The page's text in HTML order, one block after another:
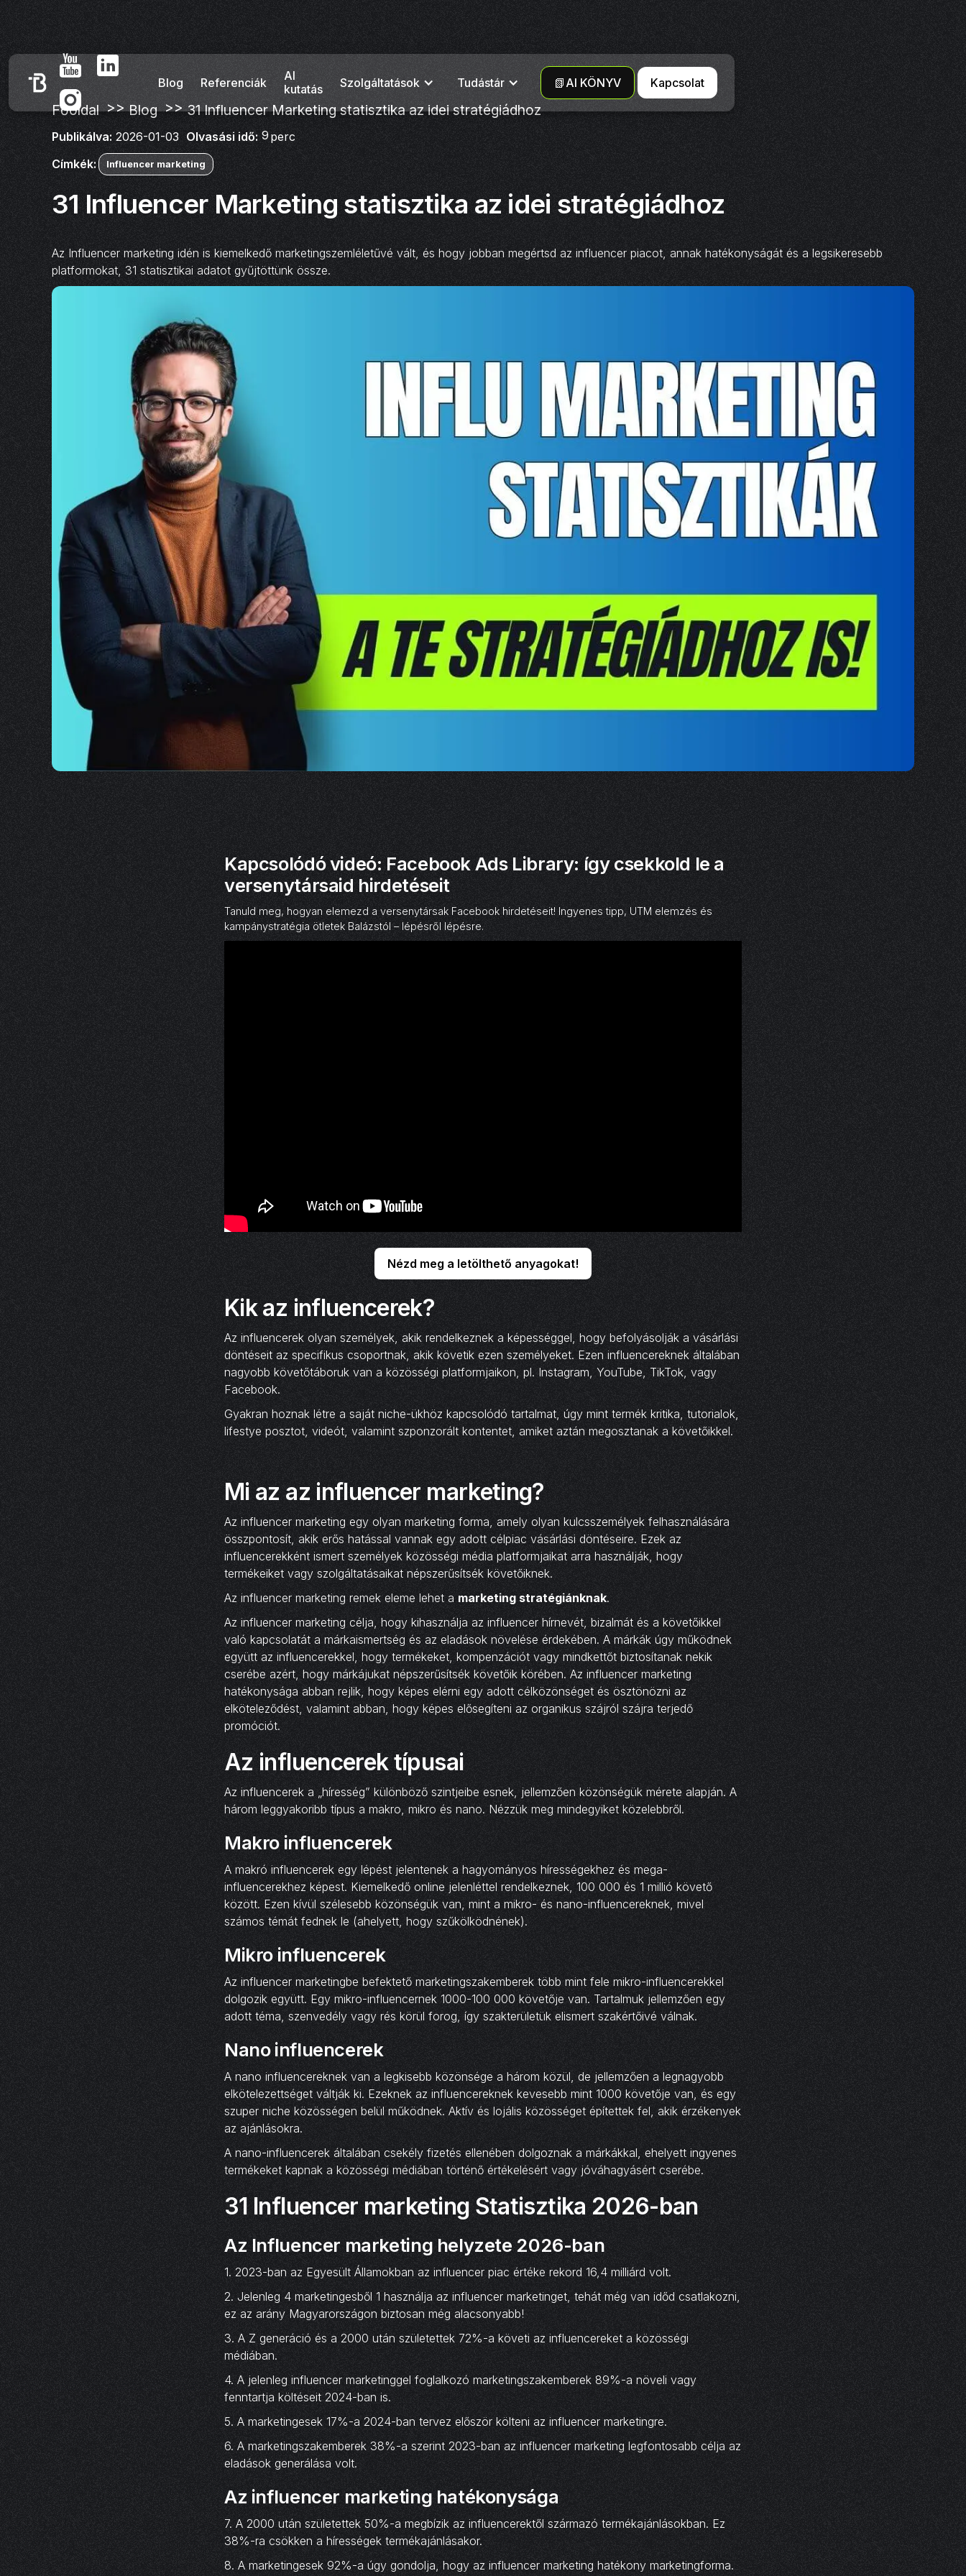
Blog Referenciák
AI
kutatás
Szolgáltatások Tudástár 📗AI KÖNYV Kapcsolat
Főoldal >> Blog >> 31 Influencer Marketing statisztika az idei stratégiádhoz
Publikálva: 2026-01-03 Olvasási idő: 9perc
Címkék:
Influencer marketing
31 Influencer Marketing statisztika az idei stratégiádhoz
Az Influencer marketing idén is kiemelkedő marketingszemléletűvé vált, és hogy jobban megértsd az influencer piacot, annak hatékonyságát és a legsikeresebb
platformokat, 31 statisztikai adatot gyűjtöttünk össze.
Kapcsolódó videó: Facebook Ads Library: így csekkold le a
versenytársaid hirdetéseit
Tanuld meg, hogyan elemezd a versenytársak Facebook hirdetéseit! Ingyenes tipp, UTM elemzés és
kampánystratégia ötletek Balázstól – lépésről lépésre.
Nézd meg a letölthető anyagokat!
Kik az influencerek?
Az influencerek olyan személyek, akik rendelkeznek a képességgel, hogy befolyásolják a vásárlási
döntéseit az specifikus csoportnak, akik követik ezen személyeket. Ezen influencereknek általában
nagyobb követőtáboruk van a közösségi platformjaikon, pl. Instagram, YouTube, TikTok, vagy
Facebook.
Gyakran hoznak létre a saját niche-ükhöz kapcsolódó tartalmat, úgy mint termék kritika, tutorialok,
lifestye posztot, videót, valamint szponzorált kontentet, amiket aztán megosztanak a követőikkel.
Mi az az influencer marketing?
Az influencer marketing egy olyan marketing forma, amely olyan kulcsszemélyek felhasználására
összpontosít, akik erős hatással vannak egy adott célpiac vásárlási döntéseire. Ezek az
influencerekként ismert személyek közösségi média platformjaikat arra használják, hogy
termékeiket vagy szolgáltatásaikat népszerűsítsék követőiknek.
Az influencer marketing remek eleme lehet a marketing stratégiánknak.
Az influencer marketing célja, hogy kihasználja az influencer hírnevét, bizalmát és a követőikkel
való kapcsolatát a márkaismertség és az eladások növelése érdekében. A márkák úgy működnek
együtt az influencerekkel, hogy termékeket, kompenzációt vagy mindkettőt biztosítanak nekik
cserébe azért, hogy márkájukat népszerűsítsék követőik körében. Az influencer marketing
hatékonysága abban rejlik, hogy képes elérni egy adott célközönséget és ösztönözni az
elköteleződést, valamint abban, hogy képes elősegíteni az organikus szájról szájra terjedő
promóciót.
Az influencerek típusai
Az influencerek a „híresség” különböző szintjeibe esnek, jellemzően közönségük mérete alapján. A
három leggyakoribb típus a makro, mikro és nano. Nézzük meg mindegyiket közelebbről.
Makro influencerek
A makró influencerek egy lépést jelentenek a hagyományos hírességekhez és mega-
influencerekhez képest. Kiemelkedő online jelenléttel rendelkeznek, 100 000 és 1 millió követő
között. Ezen kívül szélesebb közönségük van, mint a mikro- és nano-influencereknek, mivel
számos témát fednek le (ahelyett, hogy szűkölködnének).
Mikro influencerek
Az influencer marketingbe befektető marketingszakemberek több mint fele mikro-influencerekkel
dolgozik együtt. Egy mikro-influencernek 1000-100 000 követője van. Tartalmuk jellemzően egy
adott téma, szenvedély vagy rés körül forog, így szakterületük elismert szakértőivé válnak.
Nano influencerek
A nano influencereknek van a legkisebb közönsége a három közül, de jellemzően a legnagyobb
elkötelezettséget váltják ki. Ezeknek az influencereknek kevesebb mint 1000 követője van, és egy
szuper niche közösségen belül működnek. Aktív és lojális közösséget építettek fel, akik érzékenyek
az ajánlásokra.
A nano-influencerek általában csekély fizetés ellenében dolgoznak a márkákkal, ehelyett ingyenes
termékeket kapnak a közösségi médiában történő értékelésért vagy jóváhagyásért cserébe.
31 Influencer marketing Statisztika 2026-ban
Az Influencer marketing helyzete 2026-ban
1. 2023-ban az Egyesült Államokban az influencer piac értéke rekord 16,4 milliárd volt.
2. Jelenleg 4 marketingesből 1 használja az influencer marketinget, tehát még van időd csatlakozni,
ez az arány Magyarországon biztosan még alacsonyabb!
3. A Z generáció és a 2000 után születettek 72%-a követi az influencereket a közösségi
médiában.
4. A jelenleg influencer marketinggel foglalkozó marketingszakemberek 89%-a növeli vagy
fenntartja költéseit 2024-ban is.
5. A marketingesek 17%-a 2024-ban tervez először költeni az influencer marketingre.
6. A marketingszakemberek 38%-a szerint 2023-ban az influencer marketing legfontosabb célja az
eladások generálása volt.
Az influencer marketing hatékonysága
7. A 2000 után születettek 50%-a megbízik az influencerektől származó termékajánlásokban. Ez
38%-ra csökken a hírességek termékajánlásakor.
8. A marketingesek 92%-a úgy gondolja, hogy az influencer marketing hatékony marketingforma.